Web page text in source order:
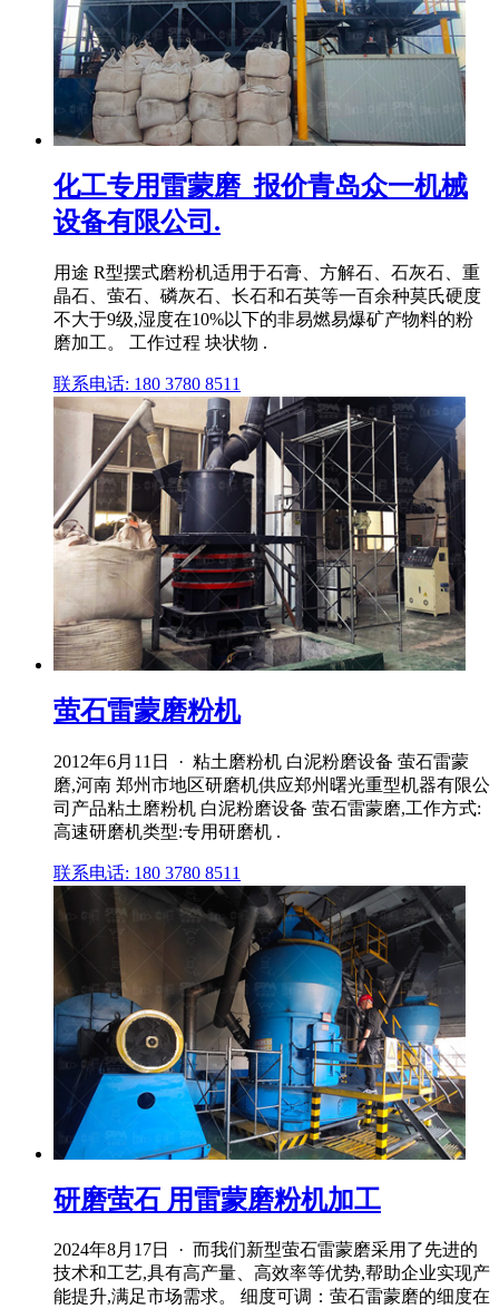
化工专用雷蒙磨_报价青岛众一机械
设备有限公司.
用途 R型摆式磨粉机适用于石膏、方解石、石灰石、重
晶石、萤石、磷灰石、长石和石英等一百余种莫氏硬度
不大于9级,湿度在10%以下的非易燃易爆矿产物料的粉
磨加工。 工作过程 块状物 .
联系电话: 180 3780 8511
萤石雷蒙磨粉机
2012年6月11日 · 粘土磨粉机 白泥粉磨设备 萤石雷蒙
磨,河南 郑州市地区研磨机供应郑州曙光重型机器有限公
司产品粘土磨粉机 白泥粉磨设备 萤石雷蒙磨,工作方式:
高速研磨机类型:专用研磨机 .
联系电话: 180 3780 8511
研磨萤石 用雷蒙磨粉机加工
2024年8月17日 · 而我们新型萤石雷蒙磨采用了先进的
技术和工艺,具有高产量、高效率等优势,帮助企业实现产
能提升,满足市场需求。 细度可调：萤石雷蒙磨的细度在